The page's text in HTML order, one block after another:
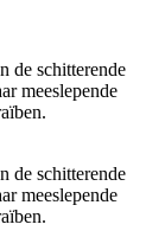
de schitterende
meeslepende
de schitterende
meeslepende